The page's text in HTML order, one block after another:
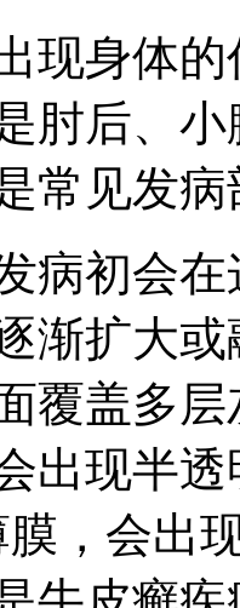
现身体
肘后、
常见发
病初会
渐扩大
覆盖多
出现半
，会出